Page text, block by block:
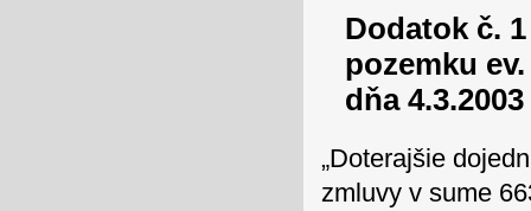
Dodatok č.
pozemku
dňa 4.3.2003
„Doterajšie
zmluvy v sume